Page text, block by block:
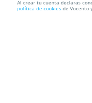
Entradas El Rey Lirón
Al crear tu cuenta declaras
política de cookies de Vocento